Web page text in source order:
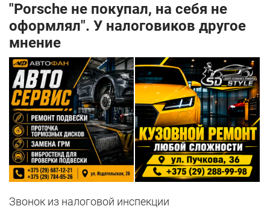
"Porsche не покупал, на себя не
оформлял". У налоговиков другое
мнение
Звонок из налоговой инспекции